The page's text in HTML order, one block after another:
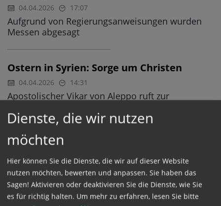
04.04.2026 17:07
Aufgrund von Regierungsanweisungen wurden
Messen abgesagt
Ostern in Syrien: Sorge um Christen
04.04.2026 14:31
Apostolischer Vikar von Aleppo ruft zur
eingeschränkte Feiern
verliert an Bindung
04.04.2026 12:55
Laut STANDARD-Umfrage Jüngere religiöser als
Dienste, die wir nutzen
möchten
Hier können Sie die Dienste, die wir auf dieser Website
nutzen möchten, bewerten und anpassen. Sie haben das
Sagen! Aktivieren oder deaktivieren Sie die Dienste, wie Sie
es für richtig halten. Um mehr zu erfahren, lesen Sie bitte